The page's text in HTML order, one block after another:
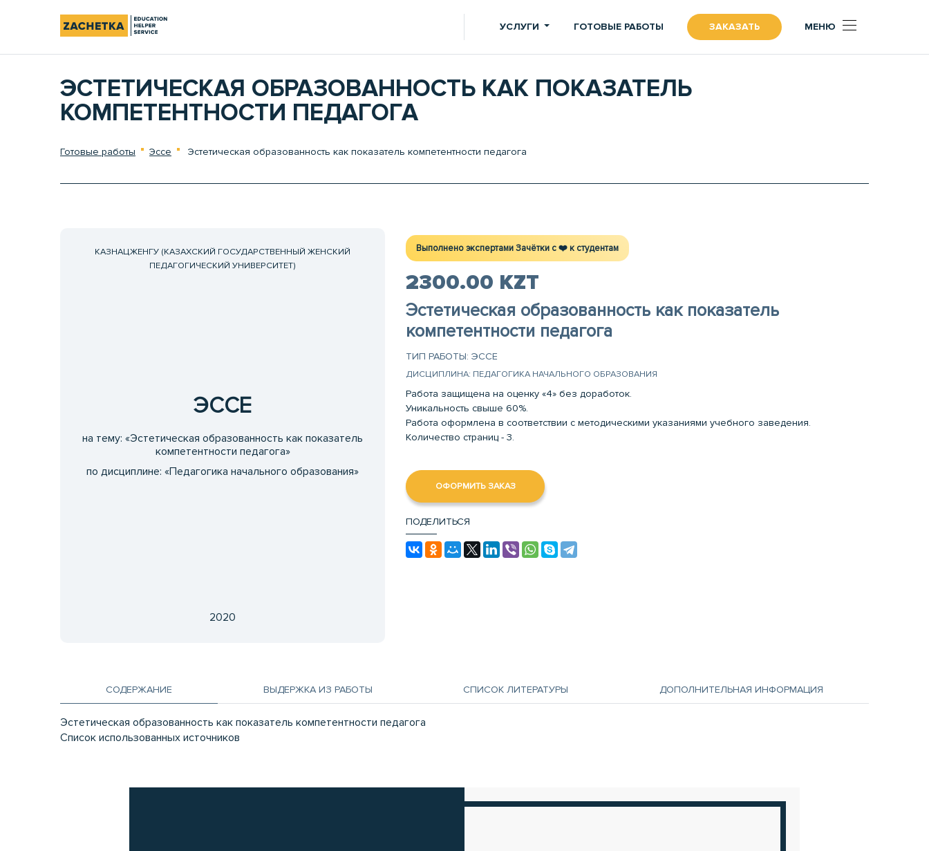
УСЛУГИ ГОТОВЫЕ РАБОТЫ ЗАКАЗАТЬ МЕНЮ
ЭСТЕТИЧЕСКАЯ ОБРАЗОВАННОСТЬ КАК ПОКАЗАТЕЛЬ
КОМПЕТЕНТНОСТИ ПЕДАГОГА
Готовые работы Эссе Эстетическая образованность как показатель компетентности педагога
КАЗНАЦЖЕНГУ (КАЗАХСКИЙ ГОСУДАРСТВЕННЫЙ ЖЕНСКИЙ
ПЕДАГОГИЧЕСКИЙ УНИВЕРСИТЕТ)
ЭССЕ
на тему: «Эстетическая образованность как показатель
компетентности педагога»
по дисциплине: «Педагогика начального образования»
2020
Выполнено экспертами Зачётки c ❤️ к студентам
2300.00 KZT
Эстетическая образованность как показатель
компетентности педагога
ТИП РАБОТЫ: ЭССЕ
ДИСЦИПЛИНА: ПЕДАГОГИКА НАЧАЛЬНОГО ОБРАЗОВАНИЯ
Работа защищена на оценку «4» без доработок.
Уникальность свыше 60%.
Работа оформлена в соответствии с методическими указаниями учебного заведения.
Количество страниц - 3.
ОФОРМИТЬ ЗАКАЗ
ПОДЕЛИТЬСЯ
СОДЕРЖАНИЕ ВЫДЕРЖКА ИЗ РАБОТЫ СПИСОК ЛИТЕРАТУРЫ ДОПОЛНИТЕЛЬНАЯ ИНФОРМАЦИЯ
Эстетическая образованность как показатель компетентности педагога
Список использованных источников